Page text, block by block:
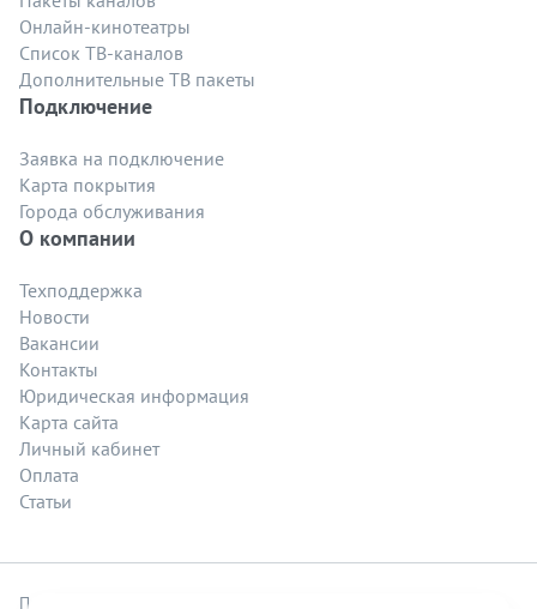
Онлайн-кинотеатры
Список ТВ-каналов
Дополнительные ТВ пакеты
Подключение
Заявка на подключение
Карта покрытия
Города обслуживания
О компании
Техподдержка
Новости
Вакансии
Контакты
Юридическая информация
Карта сайта
Личный кабинет
Оплата
Статьи
Политика безопасности